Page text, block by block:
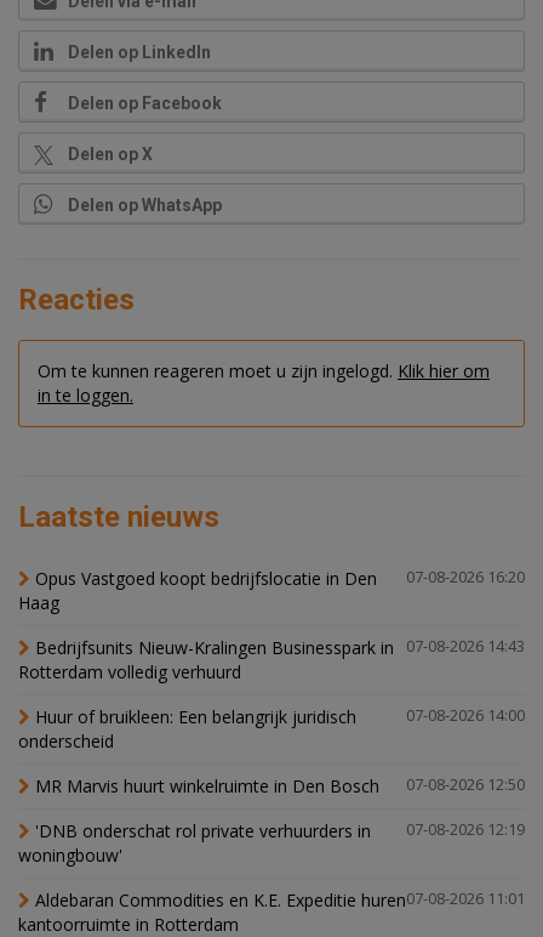
Delen op LinkedIn
Delen op Facebook
Delen op X
Delen op WhatsApp
Reacties
Om te kunnen reageren moet u zijn ingelogd. Klik hier om
in te loggen.
Laatste nieuws
07-08-2026 16:20
Opus Vastgoed koopt bedrijfslocatie in Den
Haag
07-08-2026 14:43
Bedrijfsunits Nieuw-Kralingen Businesspark in
Rotterdam volledig verhuurd
07-08-2026 14:00
Huur of bruikleen: Een belangrijk juridisch
onderscheid
07-08-2026 12:50
MR Marvis huurt winkelruimte in Den Bosch
07-08-2026 12:19
'DNB onderschat rol private verhuurders in
woningbouw'
07-08-2026 11:01
Aldebaran Commodities en K.E. Expeditie huren
kantoorruimte in Rotterdam